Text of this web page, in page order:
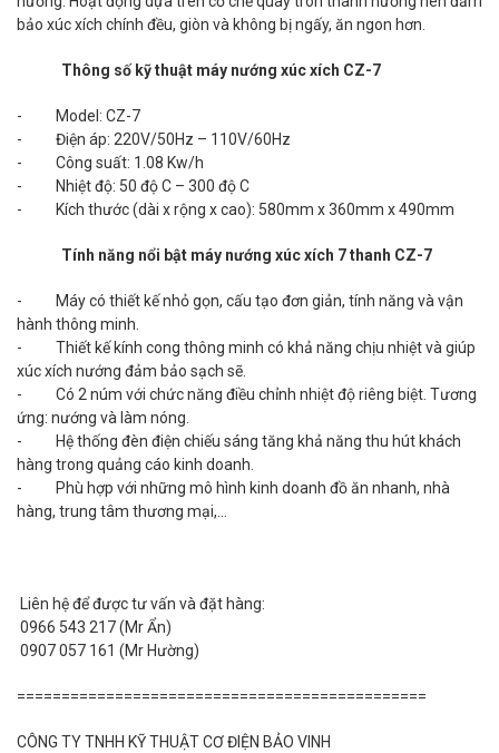
bảo xúc xích chính đều, giòn và không bị ngấy, ăn ngon hơn.
Thông số kỹ thuật máy nướng xúc xích CZ-7
- Model: CZ-7
- Điện áp: 220V/50Hz – 110V/60Hz
- Công suất: 1.08 Kw/h
- Nhiệt độ: 50 độ C – 300 độ C
- Kích thước (dài x rộng x cao): 580mm x 360mm x 490mm
Tính năng nổi bật máy nướng xúc xích 7 thanh CZ-7
- Máy có thiết kế nhỏ gọn, cấu tạo đơn giản, tính năng và vận
hành thông minh.
- Thiết kế kính cong thông minh có khả năng chịu nhiệt và giúp
xúc xích nướng đảm bảo sạch sẽ.
- Có 2 núm với chức năng điều chỉnh nhiệt độ riêng biệt. Tương
ứng: nướng và làm nóng.
- Hệ thống đèn điện chiếu sáng tăng khả năng thu hút khách
hàng trong quảng cáo kinh doanh.
- Phù hợp với những mô hình kinh doanh đồ ăn nhanh, nhà
hàng, trung tâm thương mại,...
Liên hệ để được tư vấn và đặt hàng:
0966 543 217 (Mr Ẩn)
0907 057 161 (Mr Hường)
==============================================
CÔNG TY TNHH KỸ THUẬT CƠ ĐIỆN BẢO VINH